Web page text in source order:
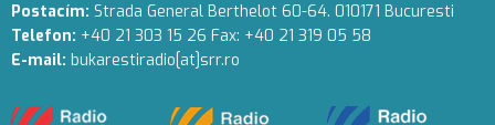
Postacím: Strada General Berthelot 60-64. 010171 Bucuresti
Telefon: +40 21 303 15 26 Fax: +40 21 319 05 58
E-mail: bukarestiradio[at]srr.ro